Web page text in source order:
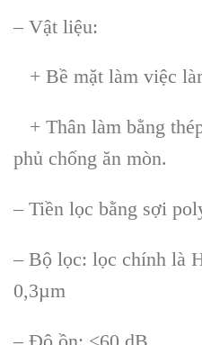
– Vật liệu:
+ Bề mặt làm việc l
+ Thân làm bằng th
phủ chống ăn mòn.
– Tiền lọc bằng sợi
– Bộ lọc: lọc chính là
0,3µm